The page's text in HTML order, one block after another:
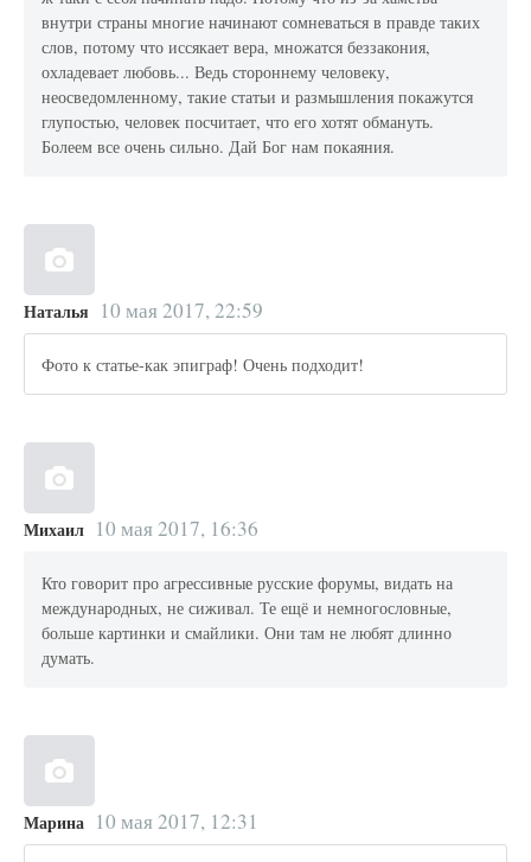
внутри страны многие начинают сомневаться в правде таких
слов, потому что иссякает вера, множатся беззакония,
охладевает любовь... Ведь стороннему человеку,
неосведомленному, такие статьи и размышления покажутся
глупостью, человек посчитает, что его хотят обмануть.
Болеем все очень сильно. Дай Бог нам покаяния.
Наталья 10 мая 2017, 22:59
Фото к статье-как эпиграф! Очень подходит!
Михаил 10 мая 2017, 16:36
Кто говорит про агрессивные русские форумы, видать на
международных, не сиживал. Те ещё и немногословные,
больше картинки и смайлики. Они там не любят длинно
думать.
Марина 10 мая 2017, 12:31